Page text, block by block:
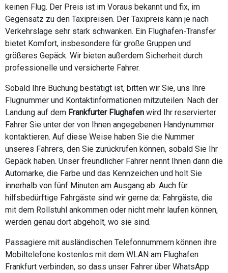
keinen Flug. Der Preis ist im Voraus bekannt und fix, im
Gegensatz zu den Taxipreisen. Der Taxipreis kann je nach
Verkehrslage sehr stark schwanken. Ein Flughafen-Transfer
bietet Komfort, insbesondere für große Gruppen und
größeres Gepäck. Wir bieten außerdem Sicherheit durch
professionelle und versicherte Fahrer.
Sobald Ihre Buchung bestätigt ist, bitten wir Sie, uns Ihre
Flugnummer und Kontaktinformationen mitzuteilen. Nach der
Landung auf dem Frankfurter Flughafen wird Ihr reservierter
Fahrer Sie unter der von Ihnen angegebenen Handynummer
kontaktieren. Auf diese Weise haben Sie die Nummer
unseres Fahrers, den Sie zurückrufen können, sobald Sie Ihr
Gepäck haben. Unser freundlicher Fahrer nennt Ihnen dann die
Automarke, die Farbe und das Kennzeichen und holt Sie
innerhalb von fünf Minuten am Ausgang ab. Auch für
hilfsbedürftige Fahrgäste sind wir gerne da: Fahrgäste, die
mit dem Rollstuhl ankommen oder nicht mehr laufen können,
werden genau dort abgeholt, wo sie sind.
Passagiere mit ausländischen Telefonnummern können ihre
Mobiltelefone kostenlos mit dem WLAN am Flughafen
Frankfurt verbinden, so dass unser Fahrer über WhatsApp